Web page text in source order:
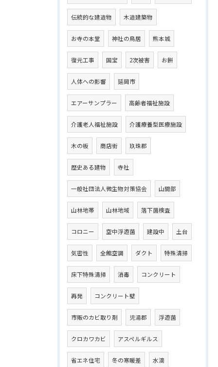
伝統的な建造物 木造建築物
お寺の本堂 神社の鳥居 熊本城
復元工事 国宝 2次被害 お餅
人体への影響 延岡市
エアーサンプラー 高齢者福祉施設
介護老人福祉施設 介護療養型医療施設
木の板 商店街 玖珠郡
歴史ある建物 寺社
一般社団法人微生物対策協会 山間部
山林地帯 山林地域 落下菌検査
コロニー 空中浮遊菌 建設中 土台
気密性 全館空調 ダクト 特殊清掃
床下特殊清掃 消毒 コンクリート
再発 コンクリート壁
市販のカビ取り剤 児湯郡 浮遊菌
クロカワカビ アスペルギルス
省エネ住宅 冬の寒暖差 水滴